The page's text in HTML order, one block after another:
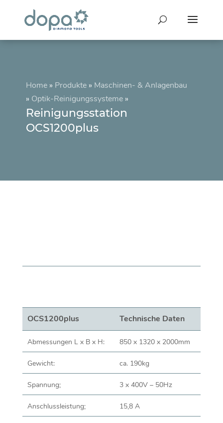
Home» Produkte» Maschinen- & Anlagenbau
» Optik-Reinigungssysteme»
Reinigungsstation
OCS1200plus
OCS1200plus Technische Daten
Abmessungen L x B x H: 850 x 1320 x 2000mm
Gewicht: ca. 190kg
Spannung; 3 x 400V – 50Hz
Anschlussleistung; 15,8 A